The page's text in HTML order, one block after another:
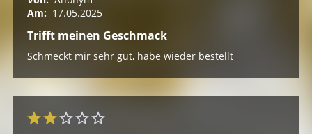
Am: 17.05.2025
Trifft meinen Geschmack
Schmeckt mir sehr gut, habe wieder bestellt